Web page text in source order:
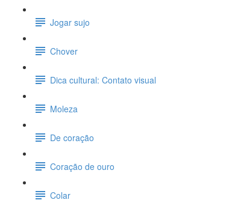
Jogar sujo
Chover
Dica cultural: Contato visual
Moleza
De coração
Coração de ouro
Colar